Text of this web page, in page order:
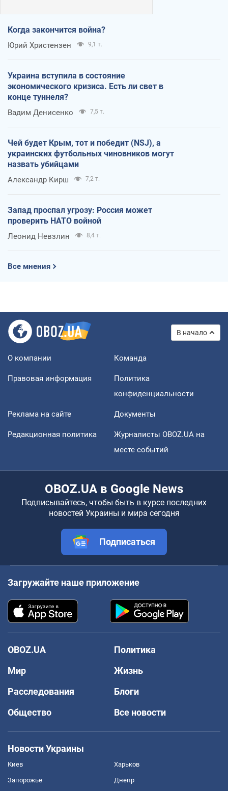
Когда закончится война?
Юрий Христензен 9,1 т.
Украина вступила в состояние
экономического кризиса. Есть ли свет в
конце туннеля?
Вадим Денисенко 7,5 т.
Чей будет Крым, тот и победит (NSJ), а
украинских футбольных чиновников могут
назвать убийцами
Александр Кирш 7,2 т.
Запад проспал угрозу: Россия может
проверить НАТО войной
Леонид Невзлин 8,4 т.
Все мнения
В начало
О компании Команда
Правовая информация
Политика
конфиденциальности
Реклама на сайте Документы
Редакционная политика
Журналисты OBOZ.UA на
месте событий
OBOZ.UA в Google News
Подписывайтесь, чтобы быть в курсе последних
новостей Украины и мира сегодня
Подписаться
Загружайте наше приложение
OBOZ.UA
Политика
Мир
Жизнь
Расследования
Блоги
Общество
Все новости
Новости Украины
Киев Харьков
Запорожье Днепр